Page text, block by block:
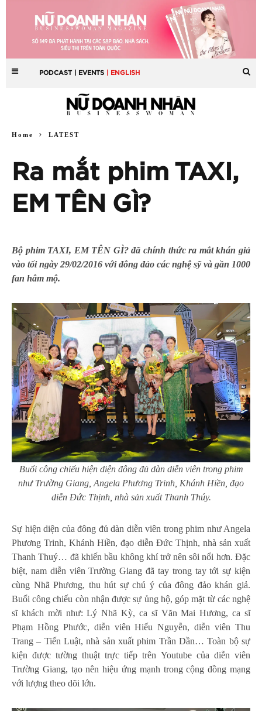
PODCAST | EVENTS | ENGLISH
Home LATEST
Ra mắt phim TAXI,
EM TÊN GÌ?
Bộ phim TAXI, EM TÊN GÌ? đã chính thức ra mắt khán giả
vào tối ngày 29/02/2016 với đông đảo các nghệ sỹ và gần 1000
fan hâm mộ.
Buổi công chiếu hiện diện đông đủ dàn diễn viên trong phim
như Trường Giang, Angela Phương Trinh, Khánh Hiền, đạo
diễn Đức Thịnh, nhà sản xuất Thanh Thúy.
Sự hiện diện của đông đủ dàn diễn viên trong phim như Angela
Phương Trinh, Khánh Hiền, đạo diễn Đức Thịnh, nhà sản xuất
Thanh Thuý… đã khiến bầu không khí trở nên sôi nổi hơn. Đặc
biệt, nam diễn viên Trường Giang đã tay trong tay tới sự kiện
cùng Nhã Phương, thu hút sự chú ý của đông đảo khán giả.
Buổi công chiếu còn nhận được sự ủng hộ, góp mặt từ các nghệ
sĩ khách mời như: Lý Nhã Kỳ, ca sĩ Văn Mai Hương, ca sĩ
Phạm Hồng Phước, diễn viên Hiếu Nguyễn, diễn viên Thu
Trang – Tiến Luật, nhà sản xuất phim Trần Dần… Toàn bộ sự
kiện được tường thuật trực tiếp trên Youtube của diễn viên
Trường Giang, tạo nên hiệu ứng mạnh trong cộng đồng mạng
với lượng theo dõi lớn.